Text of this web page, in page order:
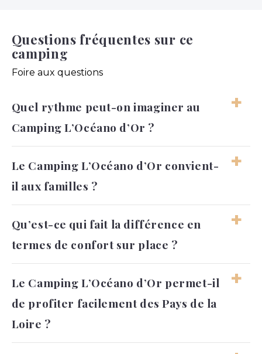
Questions fréquentes sur ce
camping
Foire aux questions
Quel rythme peut-on imaginer au
Camping L’Océano d’Or ?
Le rythme peut être vivant, avec des activités
et des moments autour de l’eau, tout en
gardant la possibilité de ralentir. Chacun peut
Le Camping L’Océano d’Or convient-
il aux familles ?
Oui, le camping peut convenir aux familles
qui recherchent un cadre confortable, avec
des espaces de loisirs et des services
Qu’est-ce qui fait la différence en
termes de confort sur place ?
Le confort vient de l’organisation générale,
des prestations utiles et des espaces variés
pour se détendre ou s’amuser. L’expérience
du camping.
Le Camping L’Océano d’Or permet-il
de profiter facilement des Pays de la
Loire ?